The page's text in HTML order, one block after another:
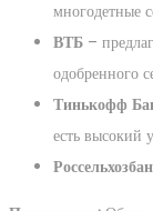
многодетные
ВТБ –
одобренного
Тинькофф
есть высокий